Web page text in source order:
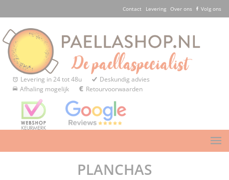
Contact Levering Over ons Volg ons
Levering in 24 tot 48u
Deskundig advies
Afhaling mogelijk
Retourvoorwaarden
PLANCHAS